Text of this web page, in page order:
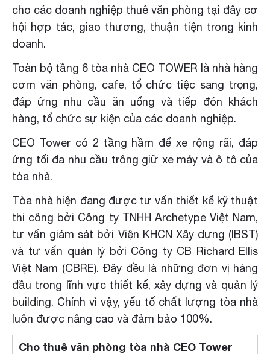
cho các doanh nghiệp thuê văn phòng tại đây cơ
hội hợp tác, giao thương, thuận tiện trong kinh
doanh.
Toàn bộ tầng 6 tòa nhà CEO TOWER là nhà hàng
cơm văn phòng, cafe, tổ chức tiệc sang trọng,
đáp ứng nhu cầu ăn uống và tiếp đón khách
hàng, tổ chức sự kiện của các doanh nghiệp.
CEO Tower có 2 tầng hầm để xe rộng rãi, đáp
ứng tối đa nhu cầu trông giữ xe máy và ô tô của
tòa nhà.
Tòa nhà hiện đang được tư vấn thiết kế kỹ thuật
thi công bởi Công ty TNHH Archetype Việt Nam,
tư vấn giám sát bởi Viện KHCN Xây dựng (IBST)
và tư vấn quản lý bởi Công ty CB Richard Ellis
Việt Nam (CBRE). Đây đều là những đơn vị hàng
đầu trong lĩnh vực thiết kế, xây dựng và quản lý
building. Chính vì vậy, yếu tố chất lượng tòa nhà
luôn được nâng cao và đảm bảo 100%.
Cho thuê văn phòng tòa nhà CEO Tower